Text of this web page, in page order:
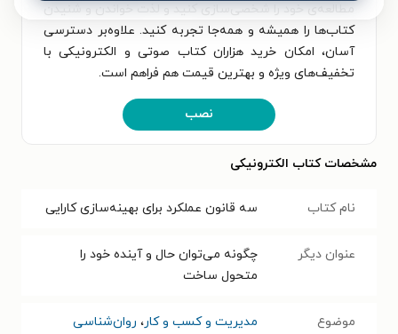
مطالعه‌ی خود را شخصی‌سازی کنید و لذت خواندن و شنیدن
کتاب‌ها را همیشه و همه‌جا تجربه کنید. علاوه‌بر دسترسی
آسان، امکان خرید هزاران کتاب صوتی و الکترونیکی با
تخفیف‌های ویژه و بهترین قیمت هم فراهم است.
نصب
مشخصات کتاب الکترونیکی
نام کتاب سه قانون عملکرد برای بهینه‌سازی کارایی
عنوان دیگر
چگونه می‌توان حال و آینده خود را
متحول ساخت
موضوع مدیریت و کسب و کار، روان‌شناسی